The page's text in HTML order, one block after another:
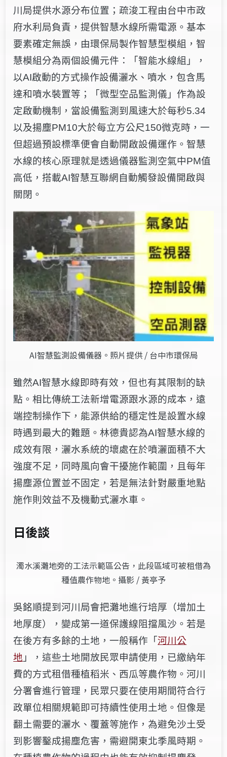
川局提供水源分布位置；疏浚工程由台中市政
府水利局負責，提供智慧水線所需電源。基本
要素確定無誤，由環保局製作智慧型模組，智
慧模組分為兩個設備元件：「智能水線組」，
以AI啟動的方式操作設備灑水、噴水，包含馬
達和噴水裝置等；「微型空品監測儀」作為設
定啟動機制，當設備監測到風速大於每秒5.34
以及揚塵PM10大於每立方公尺150微克時，一
但超過預設標準便會自動開啟設備運作。智慧
水線的核心原理就是透過儀器監測空氣中PM值
高低，搭載AI智慧互聯網自動觸發設備開啟與
關閉。
AI智慧監測設備儀器。照片提供 / 台中市環保局
雖然AI智慧水線即時有效，但也有其限制的缺
點。相比傳統工法新增電源跟水源的成本，遠
端控制操作下，能源供給的穩定性是設置水線
時遇到最大的難題。林德貴認為AI智慧水線的
成效有限，灑水系統的壞處在於噴灑面積不大
強度不足，同時風向會干擾施作範圍，且每年
揚塵源位置並不固定，若是無法針對嚴重地點
施作則效益不及機動式灑水車。
日後談
濁水溪灘地旁的工法示範區公告，此段區域可被租借為
種值農作物地。攝影 / 黃亭予
吳銘順提到河川局會把灘地進行培厚（增加土
地厚度），變成第一道保護線阻擋風沙。若是
在後方有多餘的土地，一般稱作「河川公
地 」，這些土地開放民眾申請使用，已繳納年
費的方式租借種植稻米、西瓜等農作物。河川
分署會進行管理，民眾只要在使用期間符合行
政單位相關規範即可持續性使用土地。但像是
翻土需要的灑水、覆蓋等施作，為避免沙土受
到影響鑿成揚塵危害，需避開東北季風時期。